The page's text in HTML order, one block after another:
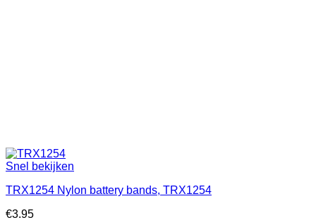
Snel bekijken
TRX1254 Nylon battery bands, TRX1254
€3.95